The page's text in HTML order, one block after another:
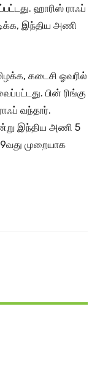
ஹாரிஸ் ராஃப்
இந்திய அணி
கடைசி ஓவரில்
பின் ரிங்கு
வந்தார்.
இந்திய அணி 5
முறையாக